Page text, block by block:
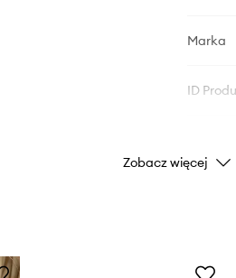
Marka
ID
Zobacz więcej